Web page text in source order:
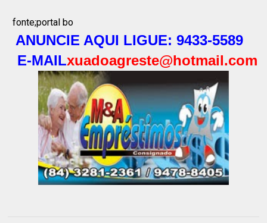
fonte;portal bo
ANUNCIE AQUI LIGUE: 9433-5589
E-MAILxuadoagreste@hotmail.com